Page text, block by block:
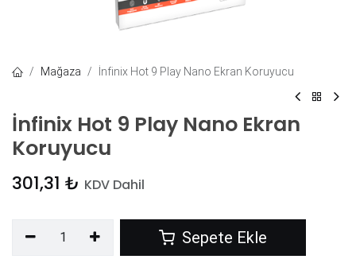
Mağaza İnfinix Hot 9 Play Nano Ekran Koruyucu
İnfinix Hot 9 Play Nano Ekran
Koruyucu
301,31 ₺ KDV Dahil
Sepete Ekle